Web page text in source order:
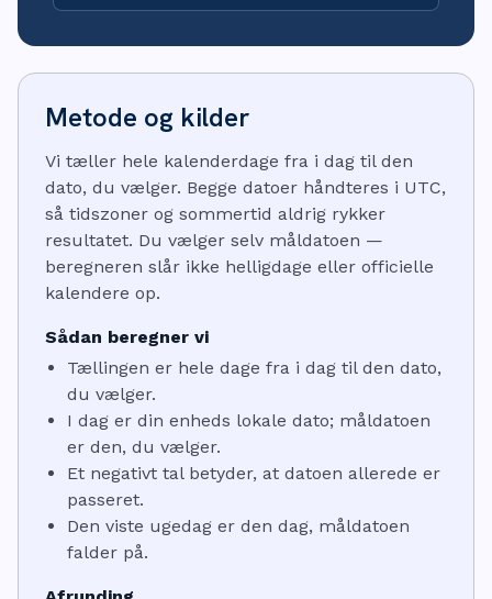
Metode og kilder
Vi tæller hele kalenderdage fra i dag til den
dato, du vælger. Begge datoer håndteres i UTC,
så tidszoner og sommertid aldrig rykker
resultatet. Du vælger selv måldatoen —
beregneren slår ikke helligdage eller officielle
kalendere op.
Sådan beregner vi
Tællingen er hele dage fra i dag til den dato,
du vælger.
I dag er din enheds lokale dato; måldatoen
er den, du vælger.
Et negativt tal betyder, at datoen allerede er
passeret.
Den viste ugedag er den dag, måldatoen
falder på.